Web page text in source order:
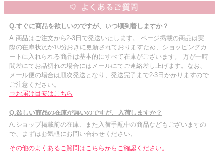
Q.すぐに商品を欲しいのですが、いつ頃到着しますか？
A.商品はご注文から2-3日で発送いたします。 ページ掲載の商品は実
際の在庫状況が10分おきに更新されておりますため、ショッピングカ
ートに入れられる商品は基本的にすべて在庫がございます。 万が一時
間差にてお品切れの場合にはメールにてご連絡差し上げます。なお、
メール便の場合は順次発送となり、発送完了まで2-3日かかりますので
ご注意ください。
⇒お届け目安はこちら
Q.欲しい商品の在庫が無いのですが、入荷しますか？
A.ショップ掲載前の在庫、また入荷手配中の商品などもございますの
で、まずはお気軽にお問い合わせください。
その他のよくあるご質問はこちらからご確認ください。